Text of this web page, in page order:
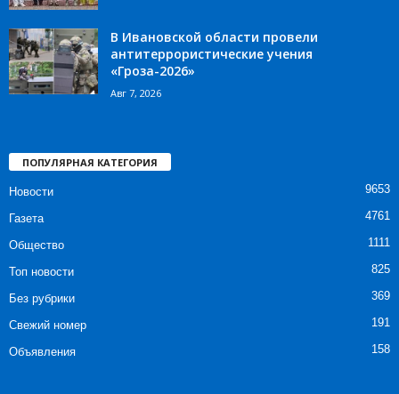
В Ивановской области провели
антитеррористические учения
«Гроза-2026»
Авг 7, 2026
ПОПУЛЯРНАЯ КАТЕГОРИЯ
Новости 9653
Газета 4761
Общество 1111
Топ новости 825
Без рубрики 369
Свежий номер 191
Объявления 158